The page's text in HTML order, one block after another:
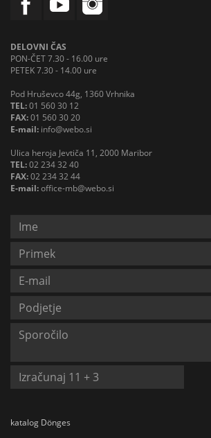
DELOVNI ČAS
PON-ČET 7.30 - 16.00 ure
PETEK 7.30 - 14.00 ure
Pod Hruševco 44g, 1360 Vrhnika
TEL:01 560 30 12
FAX:01 560 30 20
E-mail: info@webo.si
Ulica heroja Jevtiča 11, 2000 Maribor
TEL:02 234 32 40
FAX:02 234 32 44
E-mail:office-mb@webo.si
katalog Dönges